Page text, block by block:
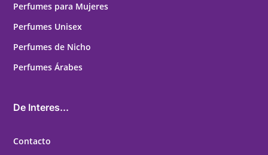
Perfumes para Mujeres
Perfumes Unisex
Perfumes de Nicho
Perfumes Árabes
De Interes...
Contacto